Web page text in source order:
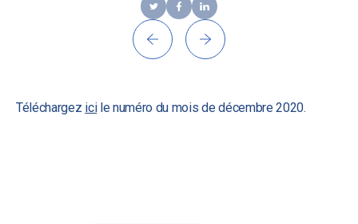
Téléchargez icile numéro du mois de décembre 2020.